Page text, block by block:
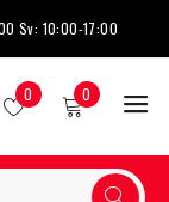
Sv: 10:00-17:00
0 0